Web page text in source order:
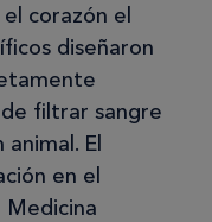
corazón el
diseñaron
filtrar sangre
El
en el